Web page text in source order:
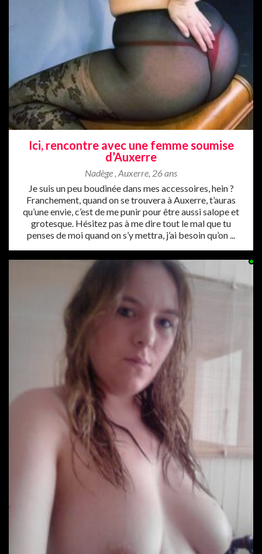
Ici, rencontre avec une femme soumise
d’Auxerre
Nadège, Auxerre, 26 ans
Je suis un peu boudinée dans mes accessoires, hein ?
Franchement, quand on se trouvera à Auxerre, t’auras
qu’une envie, c’est de me punir pour être aussi salope et
grotesque. Hésitez pas à me dire tout le mal que tu
penses de moi quand on s’y mettra, j’ai besoin qu’on ...